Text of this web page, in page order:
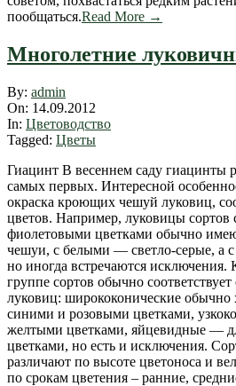
пообщаться.Read More →
Многолетние
2012-
09-
14
By: admin
On: 14.09.2012
In: Цветоводство
Tagged: Цветы
Гиацинт В весеннем саду гиацинты
самых первых. Интересной
окраска кроющих чешуй луковиц,
цветов. Например, луковицы
фиолетовыми цветками обычно
чешуи, с белыми — светло-серые, а
но иногда встречаются исключения.
группе сортов обычно
луковиц: ширококонические обычно
синими и розовыми цветками,
желтыми цветками, яйцевидные —
цветками, но есть и исключения.
различают по высоте цветоноса и
по срокам цветения – ранние,